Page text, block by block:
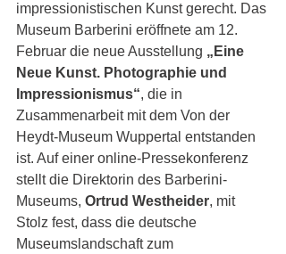
impressionistischen Kunst gerecht. Das
Museum Barberini eröffnete am 12.
Februar die neue Ausstellung „Eine
Neue Kunst. Photographie und
Impressionismus“, die in
Zusammenarbeit mit dem Von der
Heydt-Museum Wuppertal entstanden
ist. Auf einer online-Pressekonferenz
stellt die Direktorin des Barberini-
Museums, Ortrud Westheider, mit
Stolz fest, dass die deutsche
Museumslandschaft zum